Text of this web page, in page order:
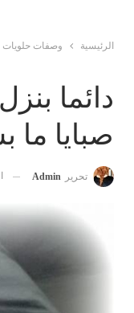
الرئيسية وصفات حلويات
دائما
صبايا ما
تحرير Admin